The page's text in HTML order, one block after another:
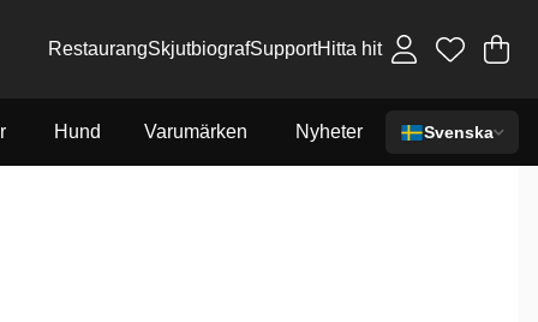
RestaurangSkjutbiografSupportHitta hit .
Hund Varumärken Nyheter Svenska